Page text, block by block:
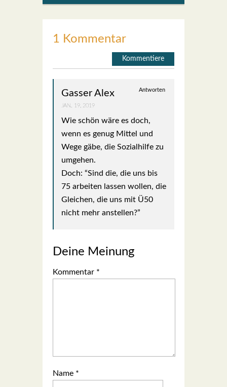
1 Kommentar
Kommentiere
Gasser Alex Antworten
JAN. 19, 2019
Wie schön wäre es doch,
wenn es genug Mit­tel und
Wege gäbe, die Sozi­al­hil­fe zu
umge­hen.
Doch: “Sind die, die uns bis
75 arbei­ten las­sen wol­len, die
Glei­chen, die uns mit Ü50
nicht mehr anstel­len?”
Deine Meinung
Kommentar *
Name *